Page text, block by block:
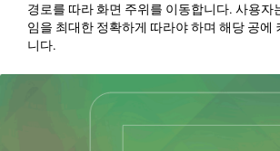
경로를 따라 화면 주위를 이동합니다. 사용자
임을 최대한 정확하게 따라야 하며 해당 공에
니다.